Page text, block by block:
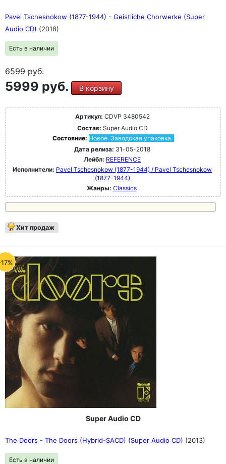
Pavel Tschesnokow (1877-1944) - Geistliche Chorwerke (Super
Audio CD) (2018)
Есть в наличии
6599руб.
5999 руб. В корзину
Артикул: CDVP 3480542
Состав: Super Audio CD
Состояние: Новое. Заводская упаковка.
Дата релиза: 31-05-2018
Лейбл: REFERENCE
Исполнители: Pavel Tschesnokow (1877-1944) / Pavel Tschesnokow
(1877-1944)
Жанры: Classics
Хит продаж
Super Audio CD
The Doors - The Doors (Hybrid-SACD) (Super Audio CD) (2013)
Есть в наличии